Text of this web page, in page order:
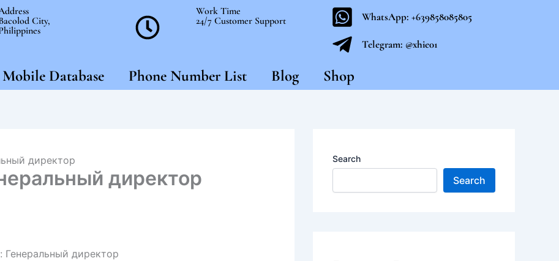
City,
Work Time
24/7 Customer Support
WhatsApp: +639858085805
Telegram: @xhie01
Mobile Database Phone Number List Blog Shop
директор
директор
Генеральный директор
Search
Search